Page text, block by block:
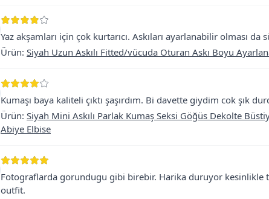
Yaz akşamları için çok kurtarıcı. Askıları ayarlanabilir olması
Ürün: Siyah Uzun Askılı Fitted/vücuda Oturan Askı Boyu
Kumaşı baya kaliteli çıktı şaşırdım. Bi davette giydim cok şık
Ürün: Siyah Mini Askılı Parlak Kumaş Seksi Göğüs Dekolte
Abiye Elbise
Fotograflarda gorundugu gibi birebir. Harika duruyor
outfit.